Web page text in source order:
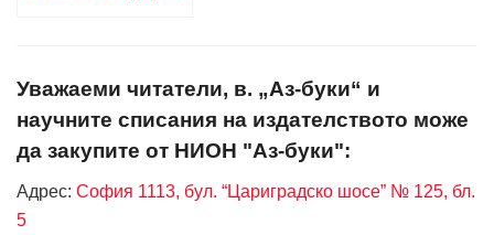
Уважаеми читатели, в. „Аз-буки“ и
научните списания на издателството може
да закупите от НИОН "Аз-буки":
Адрес: София 1113, бул. “Цариградско шосе” № 125, бл.
5